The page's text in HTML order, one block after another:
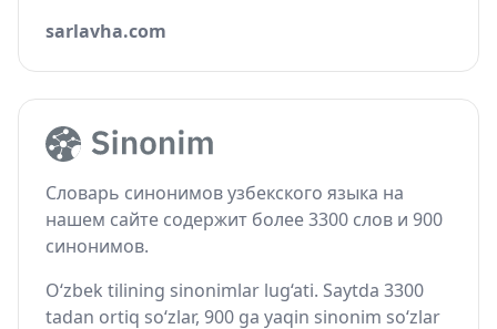
sarlavha.com
Словарь синонимов узбекского языка на
нашем сайте содержит более 3300 слов и 900
синонимов.
O‘zbek tilining sinonimlar lug‘ati. Saytda 3300
tadan ortiq so‘zlar, 900 ga yaqin sinonim so‘zlar